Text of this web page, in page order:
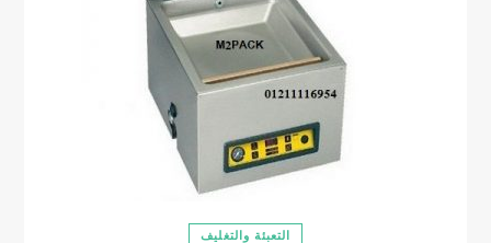
التعبئة والتغليف